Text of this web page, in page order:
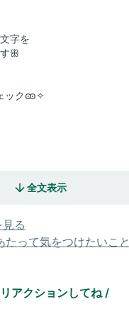
字を
すꕥ
ックꧮ✧
全文表示
る
たって気をつけたいこと
アクションしてね /